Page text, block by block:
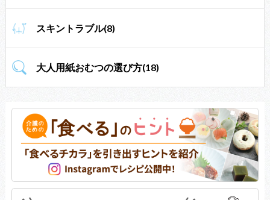
スキントラブル(8)
大人用紙おむつの選び方(18)